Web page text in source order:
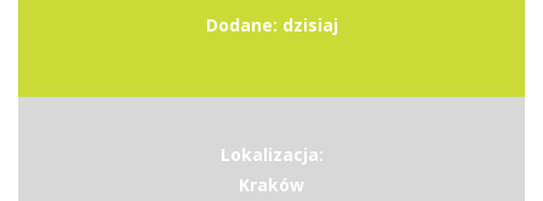
Dodane: dzisiaj
Lokalizacja:
Kraków